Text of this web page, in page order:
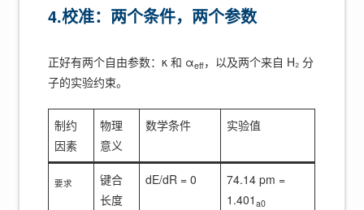
4.校准：两个条件，两个参数
正好有两个自由参数：κ 和 αeff，以及两个来自 H₂ 分
子的实验约束。
制约
因素
物理
意义
数学条件 实验值
要求
键合
长度
dE/dR = 0
74.14 pm =
1.401a0